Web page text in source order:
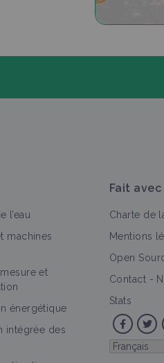
>
l’eau
machines
et
énergétique
intégrée des
Fait
Charte de
Mentions
Open
Contact -
Stats